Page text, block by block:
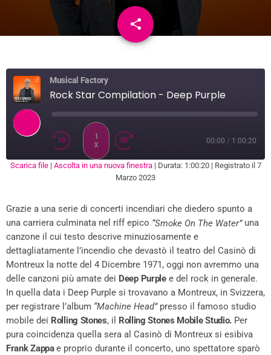
share
email
Musical Factory
Rock Star Compilation - Deep Purple
1
X
00:00 / 1:00:20
LINK
EMBED
Scarica file| Ascolta in una nuova finestra| Durata: 1:00:20| Registrato il 7
Marzo 2023
Grazie a una serie di concerti incendiari che diedero spunto a
una carriera culminata nel riff epico “Smoke On The Water” una
canzone il cui testo descrive minuziosamente e
dettagliatamente l’incendio che devastò il teatro del Casinò di
Montreux la notte del 4 Dicembre 1971, oggi non avremmo una
delle canzoni più amate dei Deep Purplee del rock in generale.
In quella data i Deep Purple si trovavano a Montreux, in Svizzera,
per registrare l’album “Machine Head” presso il famoso studio
mobile dei Rolling Stones, il Rolling Stones Mobile Studio. Per
pura coincidenza quella sera al Casinò di Montreux si esibiva
Frank Zappae proprio durante il concerto, uno spettatore sparò